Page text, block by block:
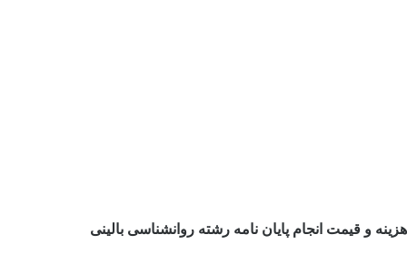
هزینه و قیمت انجام پایان نامه رشته روانشناسی بالینی